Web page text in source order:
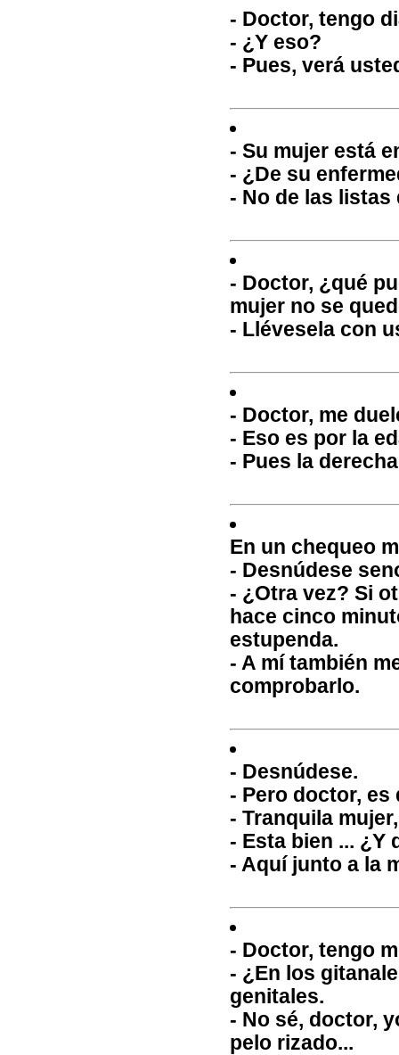
- Doctor, tengo
- ¿Y eso?
- Pues, verá
- Su mujer está
- ¿De su
- No de las listas
- Doctor, ¿qué
mujer no se
- Llévesela con
- Doctor, me
- Eso es por la
- Pues la
En un chequeo
- Desnúdese
- ¿Otra vez? Si
hace cinco
estupenda.
- A mí también
comprobarlo.
- Desnúdese.
- Pero doctor, es
- Tranquila
- Esta bien ... ¿Y
- Aquí junto a la
- Doctor, tengo
- ¿En los
genitales.
- No sé, doctor,
pelo rizado...